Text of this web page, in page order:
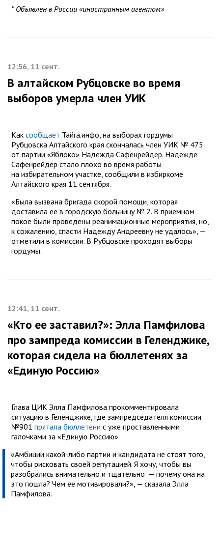
* Объявлен в России «иностранным агентом»
12:56, 11 сент.
В алтайском Рубцовске во время
выборов умерла член УИК
Как сообщает Тайга.инфо, на выборах гордумы
Рубцовска Алтайского края скончалась член УИК № 475
от партии «Яблоко» Надежда Сафенрейдер. Надежде
Сафенрейдер стало плохо во время работы
на избирательном участке, сообщили в избиркоме
Алтайского края 11 сентября.
«Была вызвана бригада скорой помощи, которая
доставила ее в городскую больницу № 2. В приемном
покое были проведены реанимационные мероприятия, но,
к сожалению, спасти Надежду Андреевну не удалось», —
отметили в комиссии. В Рубцовске проходят выборы
гордумы.
12:41, 11 сент.
«Кто ее заставил?»: Элла Памфилова
про зампреда комиссии в Геленджике,
которая сидела на бюллетенях за
«Единую Россию»
Глава ЦИК Элла Памфилова прокомментировала
ситуацию в Геленджике, где зампредседателя комиссии
№901 прятала бюллетени с уже проставленными
галочками за «Единую Россию».
«Амбиции какой-либо партии и кандидата не стоят того,
чтобы рисковать своей репутацией. Я хочу, чтобы вы
разобрались внимательно и тщательно — почему она на
это пошла? Чем ее мотивировали?», — сказала Элла
Памфилова.